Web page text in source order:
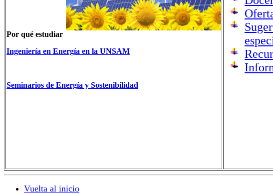
Por qué estudiar
Ingeniería en Energía en la UNSAM
Seminarios de Energía y Sostenibilidad
Vuelta al inicio